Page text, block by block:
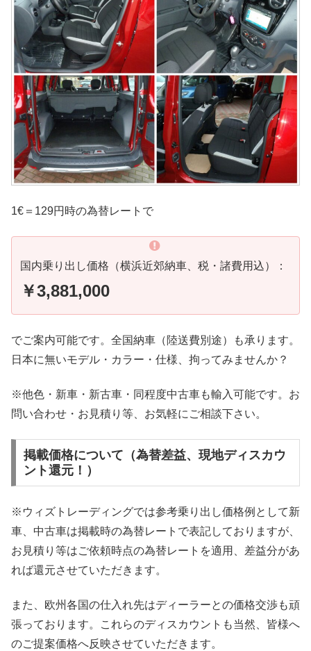
1€＝129円時の為替レートで
国内乗り出し価格（横浜近郊納車、税・諸費用込）：
￥3,881,000
でご案内可能です。全国納車（陸送費別途）も承ります。
日本に無いモデル・カラー・仕様、拘ってみませんか？
※他色・新車・新古車・同程度中古車も輸入可能です。お
問い合わせ・お見積り等、お気軽にご相談下さい。
掲載価格について（為替差益、現地ディスカウ
ント還元！）
※ウィズトレーディングでは参考乗り出し価格例として新
車、中古車は掲載時の為替レートで表記しておりますが、
お見積り等はご依頼時点の為替レートを適用、差益分があ
れば還元させていただきます。
また、欧州各国の仕入れ先はディーラーとの価格交渉も頑
張っております。これらのディスカウントも当然、皆様へ
のご提案価格へ反映させていただきます。